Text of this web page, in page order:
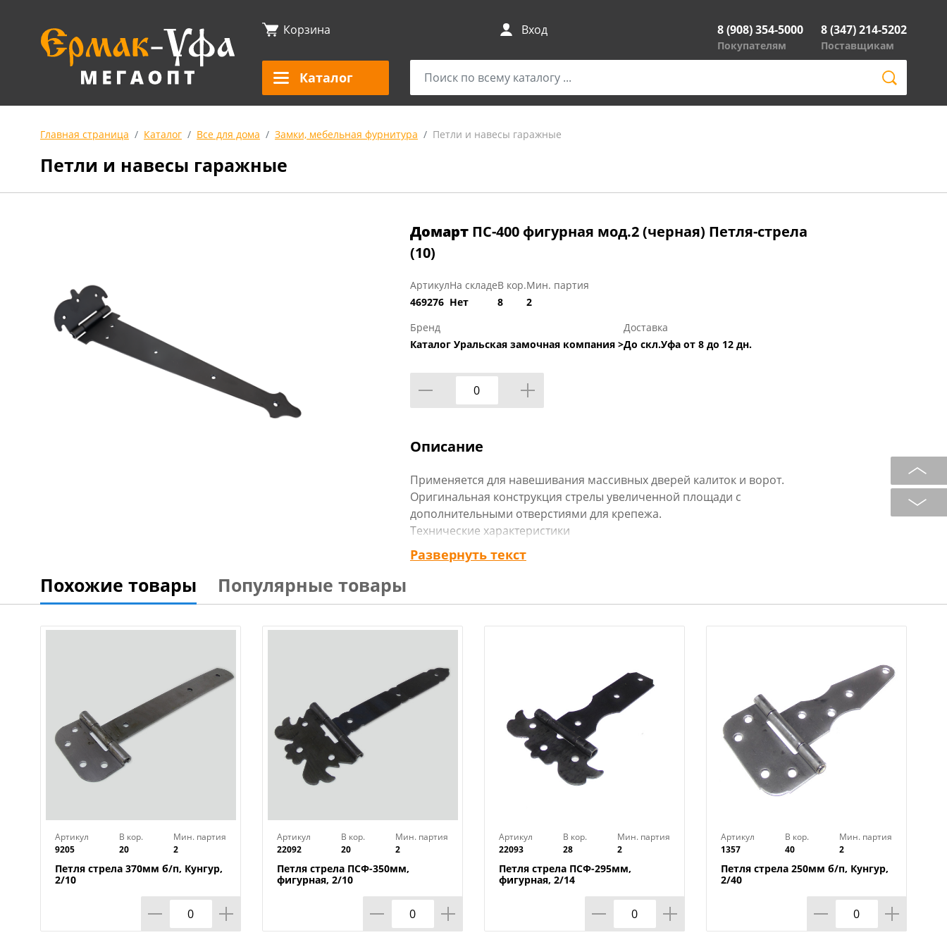
Корзина Вход 8 (908) 354-5000
Покупателям
8 (347) 214-5202
Поставщикам
Каталог
Главная страница Каталог Все для дома Замки, мебельная фурнитура Петли и навесы гаражные
Петли и навесы гаражные
Домарт ПС-400 фигурная мод.2 (черная) Петля-стрела
(10)
Артикул
469276
На складе
Нет
В кор.
8
Мин. партия
2
Бренд
Каталог Уральская замочная компания >
Доставка
До скл.Уфа от 8 до 12 дн.
Описание
Применяется для навешивания массивных дверей калиток и ворот.
Оригинальная конструкция стрелы увеличенной площади с
дополнительными отверстиями для крепежа.
Технические характеристики
Материал Сталь 08КП
Стрела 3 мм
Цвет: Черный
Гарантия: Нет
Основное свойство: Домарт
Транспортная упаковка: 1
Минимальная фасовка: 1
Размер изделия: 130х400 мм
Индивидуальная упаковка : Хедер
Развернуть текст
Похожие товары Популярные товары
Артикул
9205
В кор.
20
Мин. партия
2
Петля стрела 370мм б/п, Кунгур,
2/10
Артикул
22092
В кор.
20
Мин. партия
2
Петля стрела ПСФ-350мм,
фигурная, 2/10
Артикул
22093
В кор.
28
Мин. партия
2
Петля стрела ПСФ-295мм,
фигурная, 2/14
Артикул
1357
В кор.
40
Мин. партия
2
Петля стрела 250мм б/п, Кунгур,
2/40